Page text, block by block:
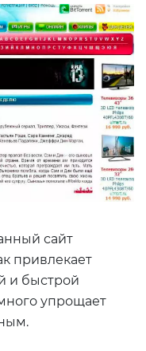
сайт
привлекает
и быстрой
упрощает